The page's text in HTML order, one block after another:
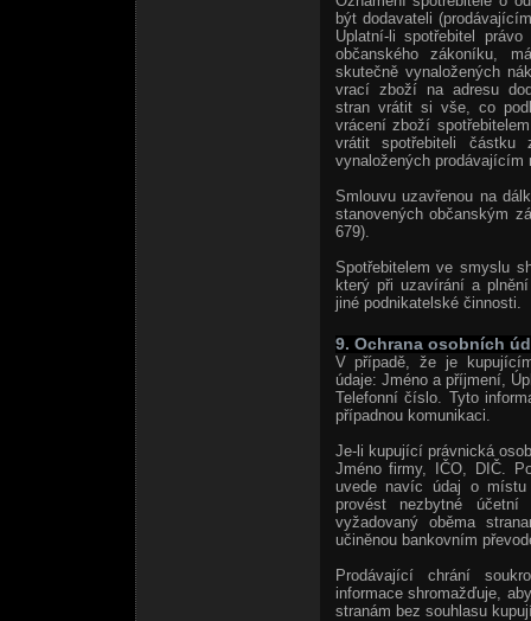
být dodavateli
Uplatní-li spotřebitel
občanského zákoníku,
skutečně vynaložených
vrací zboží na adresu
stran vrátit si vše, co
vrácení zboží
vrátit spotřebiteli částku
vynaložených prodávajícím
Smlouvu uzavřenou na
stanovených občanským
679).
Spotřebitelem ve smyslu
který při uzavírání a
jiné podnikatelské činnosti.
9. Ochrana osobních
V případě, že je
údaje: Jméno a příjmení,
Telefonní číslo. Tyto
případnou komunikaci.
Je-li kupující právnická
Jméno firmy, IČO, DIČ.
uvede navíc údaj o
provést nezbytné
vyžadovaný oběma
učiněnou bankovním
Prodávající chrání
informace shromažďuje,
stranám bez souhlasu